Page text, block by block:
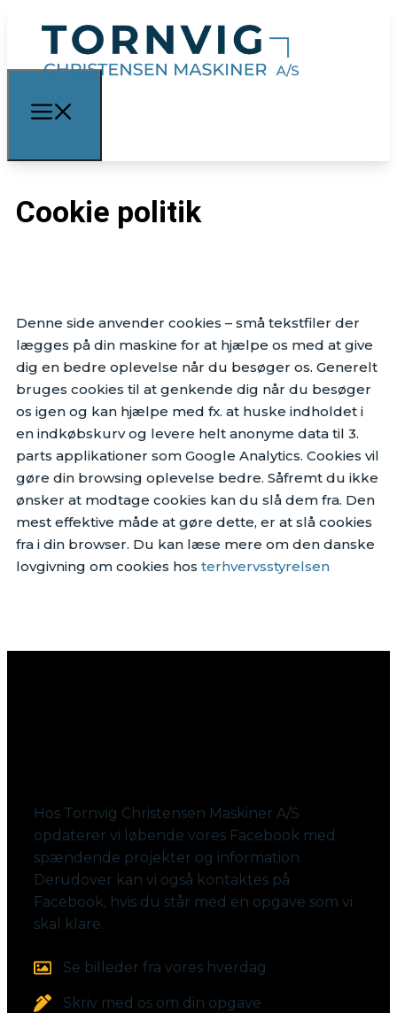
Cookie politik
Denne side anvender cookies – små tekstfiler der
lægges på din maskine for at hjælpe os med at give
dig en bedre oplevelse når du besøger os. Generelt
bruges cookies til at genkende dig når du besøger
os igen og kan hjælpe med fx. at huske indholdet i
en indkøbskurv og levere helt anonyme data til 3.
parts applikationer som Google Analytics. Cookies vil
gøre din browsing oplevelse bedre. Såfremt du ikke
ønsker at modtage cookies kan du slå dem fra. Den
mest effektive måde at gøre dette, er at slå cookies
fra i din browser. Du kan læse mere om den danske
lovgivning om cookies hos terhvervsstyrelsen
Hos Tornvig Christensen Maskiner A/S
opdaterer vi løbende vores Facebook med
spændende projekter og information.
Derudover kan vi også kontaktes på
Facebook, hvis du står med en opgave som vi
skal klare.
Se billeder fra vores hverdag
Skriv med os om din opgave